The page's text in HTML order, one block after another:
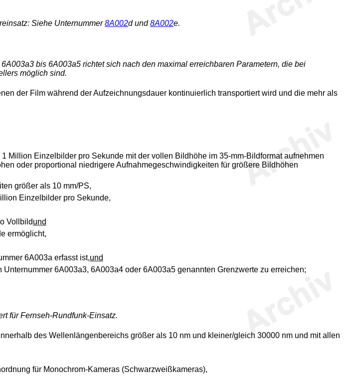
Siehe Unternummer8A002d und8A002e.
bis 6A003a5 richtet sich nach den maximal erreichbaren Parametern, die bei
möglich sind.
der Film während der Aufzeichnungsdauer kontinuierlich transportiert wird und die mehr als
Million Einzelbilder pro Sekunde mit der vollen Bildhöhe im 35-mm-Bildformat aufnehmen
oder proportional niedrigere Aufnahmegeschwindigkeiten für größere Bildhöhen
größer als 10 mm/PS,
Einzelbilder pro Sekunde,
Vollbildund
ermöglicht,
6A003a erfasst ist,und
6A003a3, 6A003a4 oder 6A003a5 genannten Grenzwerte zu erreichen;
für Fernseh-Rundfunk-Einsatz.
des Wellenlängenbereichs größer als 10 nm und kleiner/gleich 30000 nm und mit allen
für Monochrom-Kameras (Schwarzweißkameras),